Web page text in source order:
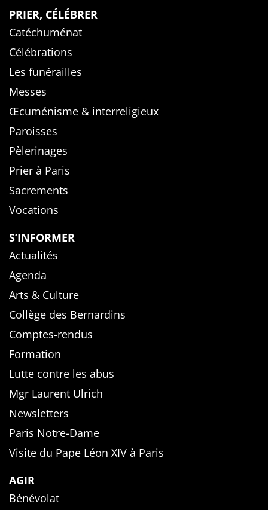
PRIER, CÉLÉBRER
Catéchuménat
Célébrations
Les funérailles
Messes
Œcuménisme & interreligieux
Paroisses
Pèlerinages
Prier à Paris
Sacrements
Vocations
S’INFORMER
Actualités
Agenda
Arts & Culture
Collège des Bernardins
Comptes-rendus
Formation
Lutte contre les abus
Mgr Laurent Ulrich
Newsletters
Paris Notre-Dame
Visite du Pape Léon XIV à Paris
AGIR
Bénévolat